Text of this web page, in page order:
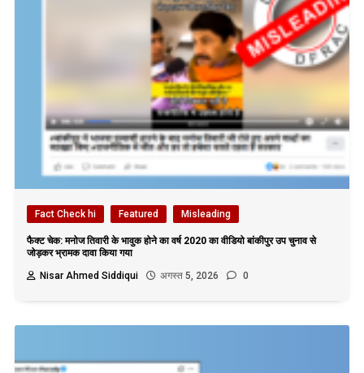
Fact Check hi Featured Misleading
फैक्ट चेक: मनोज तिवारी के भावुक होने का वर्ष 2020 का वीडियो बांकीपुर उप चुनाव से
जोड़कर भ्रामक दावा किया गया
Nisar Ahmed Siddiqui
अगस्त 5, 2026 0